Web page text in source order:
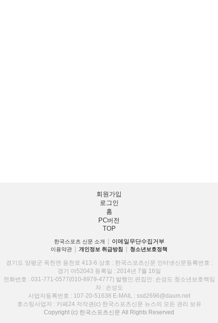
회원가입
로그인
홈
PC버전
TOP
한국스포츠 신문 소개 이메일무단수집거부
이용약관 개인정보 취급방침 청소년보호정책
경기도 양평군 옥천면 용천로 413-6 상호 : 한국스포츠신문 인터넷신문등록번호 :
경기 아52043 등록일 : 2014년 7월 16일
전화번호 : 031-771-0577(010-8979-4777) 발행인.편집인: 손성도 청소년보호책임
자 : 손성도
사업자등록번호 : 107-20-51638 E-MAIL : ssd2696@daum.net
호스팅사업자 : 카페24 저작권(c) 한국스포츠신문 뉴스의 모든 권리 보유
Copyright (c) 한국스포츠신문 All Rights Reserved